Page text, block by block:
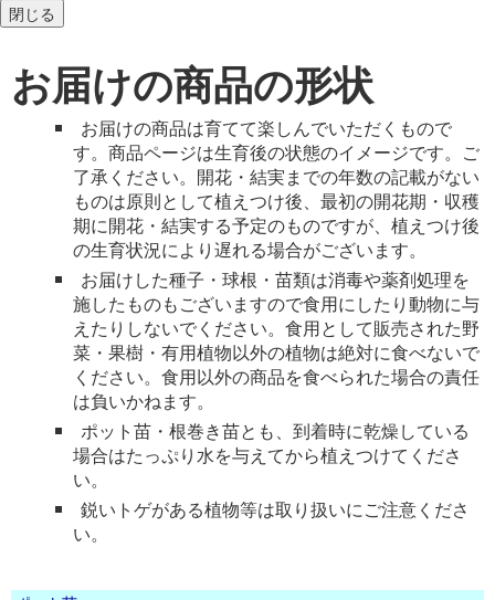
閉じる
お届けの商品の形状
お届けの商品は育てて楽しんでいただくもので
す。商品ページは生育後の状態のイメージです。ご
了承ください。開花・結実までの年数の記載がない
ものは原則として植えつけ後、最初の開花期・収穫
期に開花・結実する予定のものですが、植えつけ後
の生育状況により遅れる場合がございます。
お届けした種子・球根・苗類は消毒や薬剤処理を
施したものもございますので食用にしたり動物に与
えたりしないでください。食用として販売された野
菜・果樹・有用植物以外の植物は絶対に食べないで
ください。食用以外の商品を食べられた場合の責任
は負いかねます。
ポット苗・根巻き苗とも、到着時に乾燥している
場合はたっぷり水を与えてから植えつけてくださ
い。
鋭いトゲがある植物等は取り扱いにご注意くださ
い。